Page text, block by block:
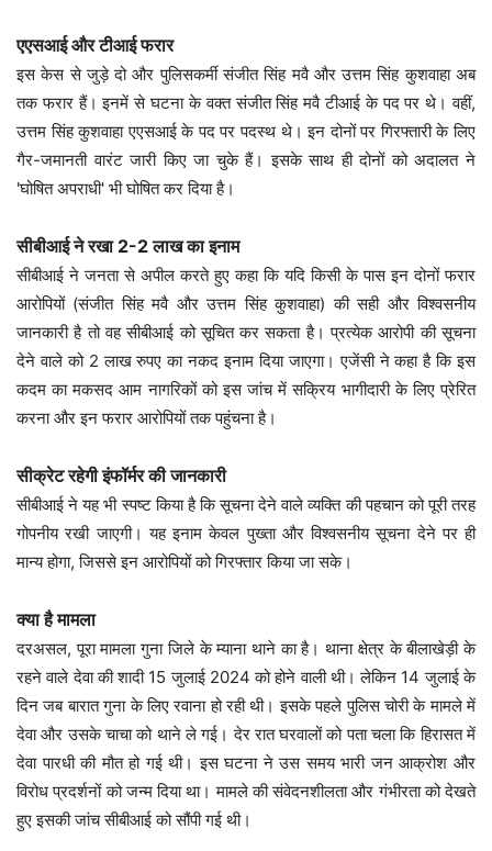
एएसआई और टीआई फरार
इस केस से जुड़े दो और पुलिसकर्मी संजीत सिंह मवै और उत्तम सिंह कुशवाहा अब
तक फरार हैं। इनमें से घटना के वक्त संजीत सिंह मवै टीआई के पद पर थे। वहीं,
उत्तम सिंह कुशवाहा एएसआई के पद पर पदस्थ थे। इन दोनों पर गिरफ्तारी के लिए
गैर-जमानती वारंट जारी किए जा चुके हैं। इसके साथ ही दोनों को अदालत ने
'घोषित अपराधी' भी घोषित कर दिया है।
सीबीआई ने रखा 2-2 लाख का इनाम
सीबीआई ने जनता से अपील करते हुए कहा कि यदि किसी के पास इन दोनों फरार
आरोपियों (संजीत सिंह मवै और उत्तम सिंह कुशवाहा) की सही और विश्वसनीय
जानकारी है तो वह सीबीआई को सूचित कर सकता है। प्रत्येक आरोपी की सूचना
देने वाले को 2 लाख रुपए का नकद इनाम दिया जाएगा। एजेंसी ने कहा है कि इस
कदम का मकसद आम नागरिकों को इस जांच में सक्रिय भागीदारी के लिए प्रेरित
करना और इन फरार आरोपियों तक पहुंचना है।
सीक्रेट रहेगी इंफॉर्मर की जानकारी
सीबीआई ने यह भी स्पष्ट किया है कि सूचना देने वाले व्यक्ति की पहचान को पूरी तरह
गोपनीय रखी जाएगी। यह इनाम केवल पुख्ता और विश्वसनीय सूचना देने पर ही
मान्य होगा, जिससे इन आरोपियों को गिरफ्तार किया जा सके।
क्या है मामला
दरअसल, पूरा मामला गुना जिले के म्याना थाने का है। थाना क्षेत्र के बीलाखेड़ी के
रहने वाले देवा की शादी 15 जुलाई 2024 को होने वाली थी। लेकिन 14 जुलाई के
दिन जब बारात गुना के लिए रवाना हो रही थी। इसके पहले पुलिस चोरी के मामले में
देवा और उसके चाचा को थाने ले गई। देर रात घरवालों को पता चला कि हिरासत में
देवा पारधी की मौत हो गई थी। इस घटना ने उस समय भारी जन आक्रोश और
विरोध प्रदर्शनों को जन्म दिया था। मामले की संवेदनशीलता और गंभीरता को देखते
हुए इसकी जांच सीबीआई को सौंपी गई थी।